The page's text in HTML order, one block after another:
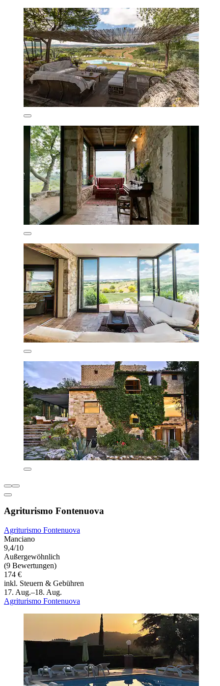
Agriturismo Fontenuova
Agriturismo Fontenuova
Manciano
9,4/10
Außergewöhnlich
(9 Bewertungen)
174 €
inkl. Steuern & Gebühren
17. Aug.–18. Aug.
Agriturismo Fontenuova